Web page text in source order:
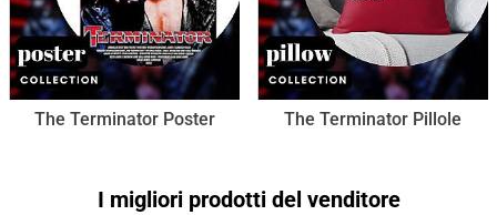
The Terminator Poster The Terminator Pillole
I migliori prodotti del venditore